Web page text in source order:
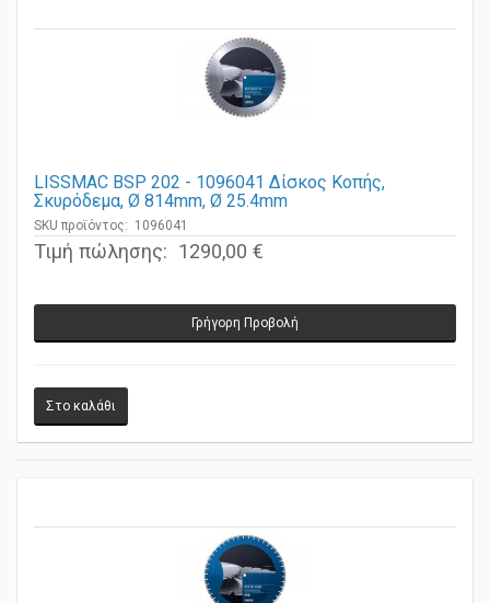
LISSMAC BSP 202 - 1096041 Δίσκος Κοπής,
Σκυρόδεμα, Ø 814mm, Ø 25.4mm
SKU προϊόντος: 1096041
Τιμή πώλησης: 1290,00 €